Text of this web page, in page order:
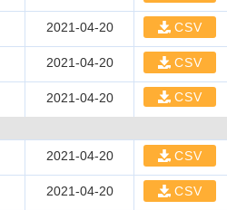
2021-04-20 CSV
2021-04-20 CSV
2021-04-20 CSV
2021-04-20 CSV
2021-04-20 CSV